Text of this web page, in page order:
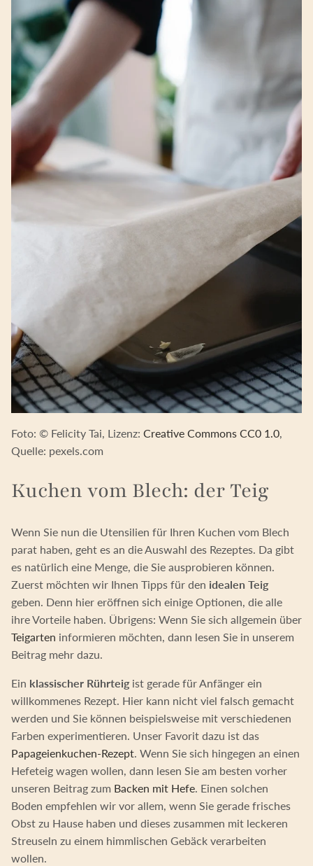
Foto: © Felicity Tai, Lizenz: Creative Commons CC0 1.0
Quelle: pexels.com
Kuchen vom Blech: der Teig
Wenn Sie nun die Utensilien für Ihren Kuchen vom Blech
parat haben, geht es an die Auswahl des Rezeptes. Da gibt
es natürlich eine Menge, die Sie ausprobieren können.
Zuerst möchten wir Ihnen Tipps für den idealen Teig
geben. Denn hier eröffnen sich einige Optionen, die alle
ihre Vorteile haben. Übrigens: Wenn Sie sich allgemein über
Teigarten informieren möchten, dann lesen Sie in unserem
Beitrag mehr dazu.
Ein klassischer Rührteigist gerade für Anfänger ein
willkommenes Rezept. Hier kann nicht viel falsch gemacht
werden und Sie können beispielsweise mit verschiedenen
Farben experimentieren. Unser Favorit dazu ist das
Papageienkuchen-Rezept . Wenn Sie sich hingegen an einen
Hefeteig wagen wollen, dann lesen Sie am besten vorher
unseren Beitrag zum Backen mit Hefe . Einen solchen
Boden empfehlen wir vor allem, wenn Sie gerade frisches
Obst zu Hause haben und dieses zusammen mit leckeren
Streuseln zu einem himmlischen Gebäck verarbeiten
wollen.